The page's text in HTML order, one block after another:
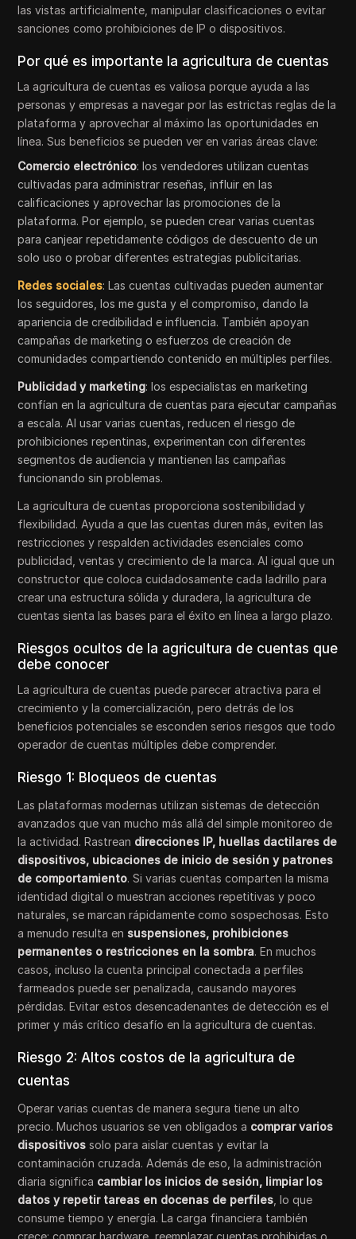
las vistas artificialmente, manipular clasificaciones o evitar
sanciones como prohibiciones de IP o dispositivos.
Por qué es importante la agricultura de cuentas
La agricultura de cuentas es valiosa porque ayuda a las
personas y empresas a navegar por las estrictas reglas de la
plataforma y aprovechar al máximo las oportunidades en
línea. Sus beneficios se pueden ver en varias áreas clave:
Comercio electrónico: los vendedores utilizan cuentas
cultivadas para administrar reseñas, influir en las
calificaciones y aprovechar las promociones de la
plataforma. Por ejemplo, se pueden crear varias cuentas
para canjear repetidamente códigos de descuento de un
solo uso o probar diferentes estrategias publicitarias.
Redes sociales: Las cuentas cultivadas pueden aumentar
los seguidores, los me gusta y el compromiso, dando la
apariencia de credibilidad e influencia. También apoyan
campañas de marketing o esfuerzos de creación de
comunidades compartiendo contenido en múltiples perfiles.
Publicidad y marketing: los especialistas en marketing
confían en la agricultura de cuentas para ejecutar campañas
a escala. Al usar varias cuentas, reducen el riesgo de
prohibiciones repentinas, experimentan con diferentes
segmentos de audiencia y mantienen las campañas
funcionando sin problemas.
La agricultura de cuentas proporciona sostenibilidad y
flexibilidad. Ayuda a que las cuentas duren más, eviten las
restricciones y respalden actividades esenciales como
publicidad, ventas y crecimiento de la marca. Al igual que un
constructor que coloca cuidadosamente cada ladrillo para
crear una estructura sólida y duradera, la agricultura de
cuentas sienta las bases para el éxito en línea a largo plazo.
Riesgos ocultos de la agricultura de cuentas que
debe conocer
La agricultura de cuentas puede parecer atractiva para el
crecimiento y la comercialización, pero detrás de los
beneficios potenciales se esconden serios riesgos que todo
operador de cuentas múltiples debe comprender.
Riesgo 1: Bloqueos de cuentas
Las plataformas modernas utilizan sistemas de detección
avanzados que van mucho más allá del simple monitoreo de
la actividad. Rastrean direcciones IP, huellas dactilares de
dispositivos, ubicaciones de inicio de sesión y patrones
de comportamiento. Si varias cuentas comparten la misma
identidad digital o muestran acciones repetitivas y poco
naturales, se marcan rápidamente como sospechosas. Esto
a menudo resulta en suspensiones, prohibiciones
permanentes o restricciones en la sombra. En muchos
casos, incluso la cuenta principal conectada a perfiles
farmeados puede ser penalizada, causando mayores
pérdidas. Evitar estos desencadenantes de detección es el
primer y más crítico desafío en la agricultura de cuentas.
Riesgo 2: Altos costos de la agricultura de
cuentas
Operar varias cuentas de manera segura tiene un alto
precio. Muchos usuarios se ven obligados a comprar varios
dispositivos solo para aislar cuentas y evitar la
contaminación cruzada. Además de eso, la administración
diaria significa cambiar los inicios de sesión, limpiar los
datos y repetir tareas en docenas de perfiles , lo que
consume tiempo y energía. La carga financiera también